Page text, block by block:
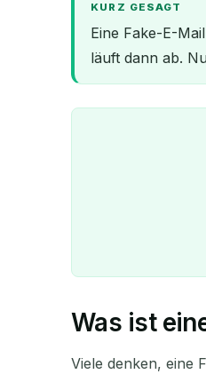
KURZ GESAGT
Eine Fake-E-
läuft dann ab.
Was ist
Viele denken, eine